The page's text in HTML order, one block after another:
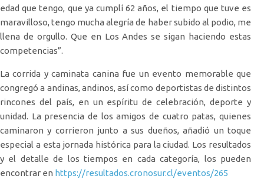
edad que tengo, que ya cumplí 62 años, el tiempo que tuve es
maravilloso, tengo mucha alegría de haber subido al podio, me
llena de orgullo. Que en Los Andes se sigan haciendo estas
competencias”.
La corrida y caminata canina fue un evento memorable que
congregó a andinas, andinos, así como deportistas de distintos
rincones del país, en un espíritu de celebración, deporte y
unidad. La presencia de los amigos de cuatro patas, quienes
caminaron y corrieron junto a sus dueños, añadió un toque
especial a esta jornada histórica para la ciudad. Los resultados
y el detalle de los tiempos en cada categoría, los pueden
encontrar en https://resultados.cronosur.cl/eventos/265